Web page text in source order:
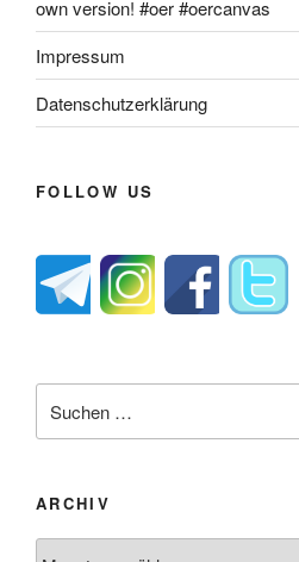
own version! #oer #oercanvas
Impressum
Datenschutzerklärung
FOLLOW US
nach:
ARCHIV